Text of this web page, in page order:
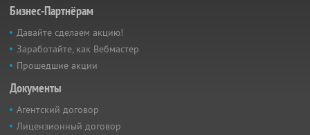
Бизнес-Партнёрам
Давайте сделаем акцию!
Заработайте, как Вебмастер
Прошедшие акции
Документы
Агентский договор
Лицензионный договор